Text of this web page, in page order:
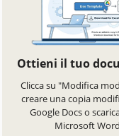
Ottieni il tuo
Clicca su "Modifica
creare una copia
Google Docs o
Microsoft Word